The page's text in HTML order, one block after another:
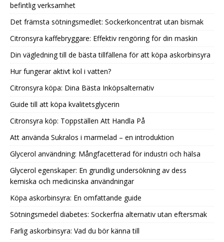
befintlig verksamhet
Det främsta sötningsmedlet: Sockerkoncentrat utan bismak
Citronsyra kaffebryggare: Effektiv rengöring för din maskin
Din vägledning till de bästa tillfällena för att köpa askorbinsyra
Hur fungerar aktivt kol i vatten?
Citronsyra köpa: Dina Bästa Inköpsalternativ
Guide till att köpa kvalitetsglycerin
Citronsyra köp: Toppställen Att Handla På
Att använda Sukralos i marmelad – en introduktion
Glycerol användning: Mångfacetterad för industri och hälsa
Glycerol egenskaper: En grundlig undersökning av dess
kemiska och medicinska användningar
Köpa askorbinsyra: En omfattande guide
Sötningsmedel diabetes: Sockerfria alternativ utan eftersmak
Farlig askorbinsyra: Vad du bör känna till